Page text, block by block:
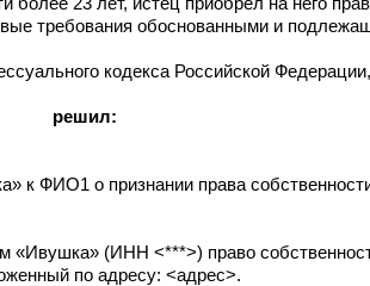
требования обоснованными и
кодекса Российской
решил:
к ФИО1 о признании права
«Ивушка» (ИНН <***>) право
по адресу: <адрес>.